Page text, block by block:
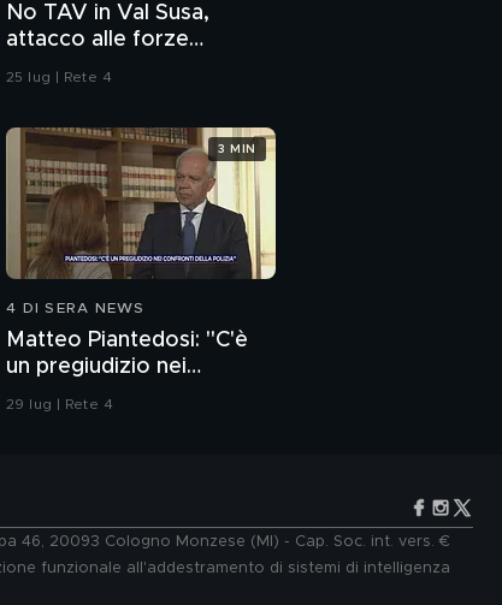
No TAV in Val Susa,
attacco alle forze
dell'ordine
25 lug | Rete 4
4 DI SERA NEWS
Matteo Piantedosi: "C'è
un pregiudizio nei
confronti della polizia"
29 lug | Rete 4
3 MIN
46, 20093 Cologno Monzese (MI) - Cap. Soc. int. vers. €
funzionale all'addestramento di sistemi di intelligenza